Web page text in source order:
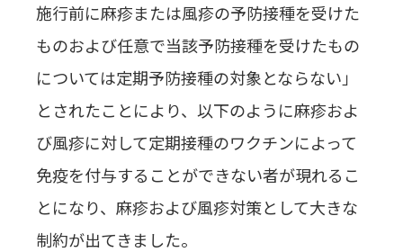
施行前に麻疹または風疹の予防接種を受けた
ものおよび任意で当該予防接種を受けたもの
については定期予防接種の対象とならない」
とされたことにより、以下のように麻疹およ
び風疹に対して定期接種のワクチンによって
免疫を付与することができない者が現れるこ
とになり、麻疹および風疹対策として大きな
制約が出てきました。